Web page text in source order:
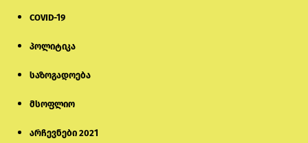
COVID-19
პოლიტიკა
საზოგადოება
მსოფლიო
არჩევნები 2021